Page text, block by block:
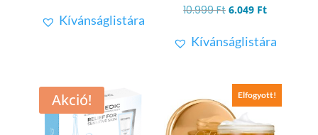
was:
is:
Kívánságlistára
10.999Ft Original
was:
6.049 FtCurrent
is:
Kívánságlistára
Akció! Elfogyott!